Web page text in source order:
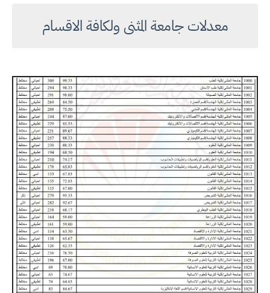
معدلات جامعة المثنى ولكافة الاقسام